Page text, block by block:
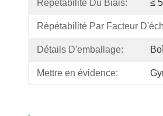
Répétabilité Du Biais: ≤
Répétabilité Par Facteur
Détails D'emballage:
Mettre en évidence: